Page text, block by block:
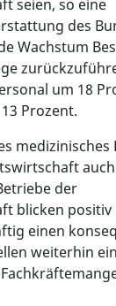
seien, so eine
des
Wachstum
um 18
Prozent.
medizinisches
der
blicken
einen
weiterhin